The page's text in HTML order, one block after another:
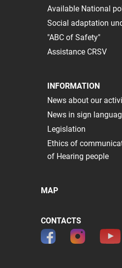
Available National
Social adaptation
"ABC of Safety"
Assistance CRSV
INFORMATION
News about our
News in sign
Legislation
Ethics of
of Hearing people
MAP
CONTACTS